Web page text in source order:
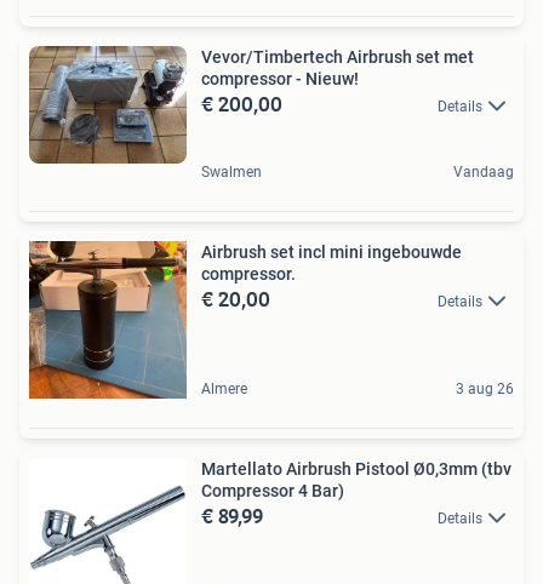
Vevor/Timbertech Airbrush set met
compressor - Nieuw!
€ 200,00 Details
Swalmen Vandaag
Airbrush set incl mini ingebouwde
compressor.
€ 20,00 Details
Almere 3 aug 26
Martellato Airbrush Pistool Ø0,3mm (tbv
Compressor 4 Bar)
€ 89,99 Details